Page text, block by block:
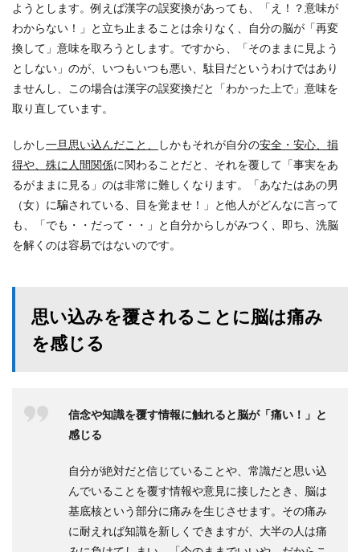
ようとします。例えば漢字の誤変換があっても、「え！？意味が
わからない！」と立ち止まることは余りなく、自分の脳が「再変
換して」意味を取ろうとします。ですから、「そのままに見よう
としない」のが、いつもいつも悪い、駄目だというわけではあり
ませんし、この場合は漢字の誤変換だと「わかった上で」意味を
取り直しています。
しかし一旦思い込んだこと、 しかもそれが自分の安全・安心、損
得や、殊に人間関係に関わることだと、それを覆して「事実をあ
るがままに見る」のは非常に難しくなります。「あなたはあの男
（女）に騙されている、目を覚ませ！」と他人がどんなに言って
も、「でも・・だって・・」と自分からしがみつく、即ち、洗脳
を解くのは容易ではないのです。
思い込みを覆されることに脳は痛み
を感じる
信念や知識を覆す情報に触れると脳が「痛い！」と
感じる
自分が絶対だと信じていることや、常識だと思い込
んでいることを覆す情報や意見に接したとき、脳は
基底核という部分に痛みを生じさせます。その痛み
に耐えれば知識を新しくできますが、大半の人は痛